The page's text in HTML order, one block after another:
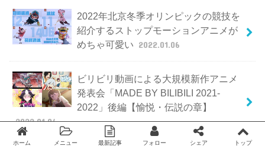
2022年北京冬季オリンピックの競技を
紹介するストップモーションアニメが
めちゃ可愛い 2022.01.06
ビリビリ動画による大規模新作アニメ
発表会「MADE BY BILIBILI 2021-
2022」後編【愉悦・伝説の章】
2022.01.04
ホーム メニュー 最新記事 フォロー シェア トップ
Twitter facebook